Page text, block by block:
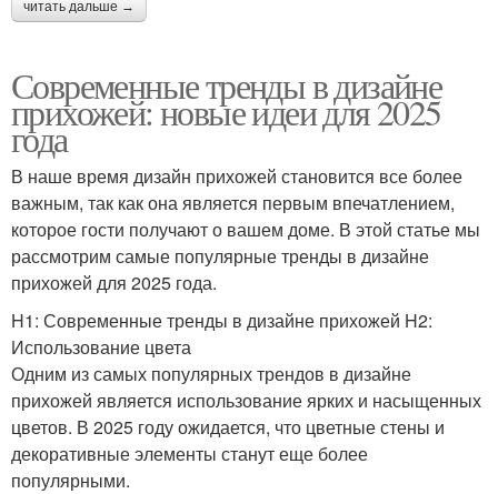
читать дальше →
Современные тренды в дизайне
прихожей: новые идеи для 2025
года
В наше время дизайн прихожей становится все более
важным, так как она является первым впечатлением,
которое гости получают о вашем доме. В этой статье мы
рассмотрим самые популярные тренды в дизайне
прихожей для 2025 года.
H1: Современные тренды в дизайне прихожей H2:
Использование цвета
Одним из самых популярных трендов в дизайне
прихожей является использование ярких и насыщенных
цветов. В 2025 году ожидается, что цветные стены и
декоративные элементы станут еще более
популярными.